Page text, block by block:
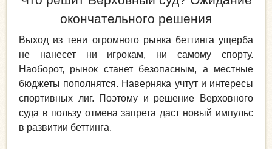
окончательного решения
Выход из тени огромного рынка беттинга ущерба
не нанесет ни игрокам, ни самому спорту.
Наоборот, рынок станет безопасным, а местные
бюджеты пополнятся. Наверняка учтут и интересы
спортивных лиг. Поэтому и решение Верховного
суда в пользу отмена запрета даст новый импульс
в развитии беттинга.